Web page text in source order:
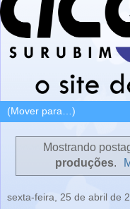
Mostrando
produções.
sexta-feira, 25 de abril de